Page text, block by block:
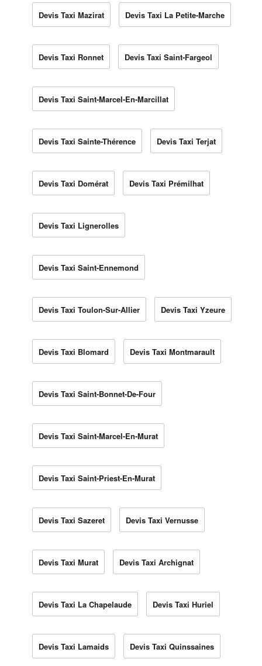
Devis Taxi Mazirat Devis Taxi La Petite-Marche
Devis Taxi Ronnet Devis Taxi Saint-Fargeol
Devis Taxi Saint-Marcel-En-Marcillat
Devis Taxi Sainte-Thérence Devis Taxi Terjat
Devis Taxi Domérat Devis Taxi Prémilhat
Devis Taxi Lignerolles
Devis Taxi Saint-Ennemond
Devis Taxi Toulon-Sur-Allier Devis Taxi Yzeure
Devis Taxi Blomard Devis Taxi Montmarault
Devis Taxi Saint-Bonnet-De-Four
Devis Taxi Saint-Marcel-En-Murat
Devis Taxi Saint-Priest-En-Murat
Devis Taxi Sazeret Devis Taxi Vernusse
Devis Taxi Murat Devis Taxi Archignat
Devis Taxi La Chapelaude Devis Taxi Huriel
Devis Taxi Lamaids Devis Taxi Quinssaines